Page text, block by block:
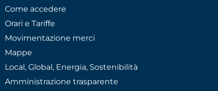
Come accedere
Orari e Tariffe
Movimentazione merci
Mappe
Local, Global, Energia, Sostenibilità
Amministrazione trasparente